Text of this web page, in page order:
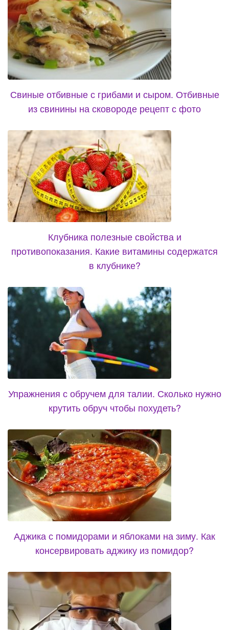
Свиные отбивные с грибами и сыром. Отбивные
из свинины на сковороде рецепт с фото
Клубника полезные свойства и
противопоказания. Какие витамины содержатся
в клубнике?
Упражнения с обручем для талии. Сколько нужно
крутить обруч чтобы похудеть?
Аджика с помидорами и яблоками на зиму. Как
консервировать аджику из помидор?